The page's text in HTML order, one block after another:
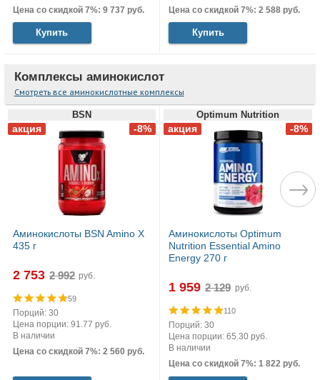
Цена со скидкой 7%: 9 737 руб.
Купить
Цена со скидкой 7%: 2 588 руб.
Купить
Комплексы аминокислот
Смотреть все аминокислотные комплексы
BSN
Аминокислоты BSN Amino X
435 г
2 753 руб.
59
Порций: 30
Цена порции: 91.77 руб.
В наличии
Цена со скидкой 7%: 2 560 руб.
Optimum Nutrition
Аминокислоты Optimum
Nutrition Essential Amino
Energy 270 г
1 959 руб.
110
Порций: 30
Цена порции: 65.30 руб.
В наличии
Цена со скидкой 7%: 1 822 руб.